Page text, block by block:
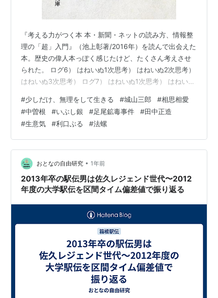
『考える力がつく本 本・新聞・ネットの読み方、情報整
理の「超」入門』（池上彰著/2016年）を読んで出会えた
本。歴史の偉人本っぽく感じたけど、たくさん考えさせ
られた。 ログ6） はねいぬ1次思考） はねいぬ2次思考）
はねいぬ3次思考） ログ7） はねいぬ1次思考） はねいぬ
考） はねいぬ2次思考） はねいぬ3次思考） ログ9）（棋
士の中原さんのお話として） はねいぬ1次思考） はねい
ぬ2次思考） はねいぬ3次思考思考） ログ10）（足尾鉱
毒事件での田中正造は） はねいぬ1次思考） はねいぬ2次
思考） ログ6） （広田さんは妻が）自殺した…
#少しだけ、無理をして生きる #城山三郎 #相思相愛
#中曽根 #いぶし銀 #足尾鉱毒事件 #田中正造
#生意気 #利口ぶる #法螺
おとなの自由研究 • 1年前
2013年卒の駅伝男は佐久レジェンド世代〜2012
年度の大学駅伝を区間タイム偏差値で振り返る